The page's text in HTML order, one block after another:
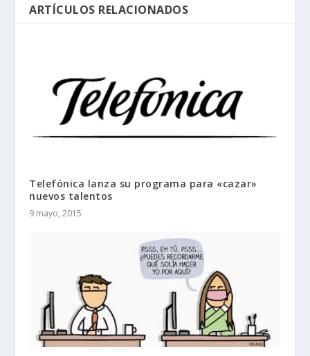
ARTÍCULOS RELACIONADOS
Telefónica lanza su programa para «cazar»
nuevos talentos
9 mayo, 2015